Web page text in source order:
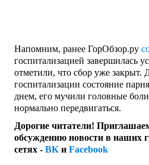
Напомним, ранее ГорОбзор.ру
госпитализацией завершилась
отметили, что сбор уже закрыт.
госпитализации состояние
днем, его мучили головные
нормально передвигаться.
Дорогие читатели!
обсуждению новости в наших
сетях - ВК и Facebook